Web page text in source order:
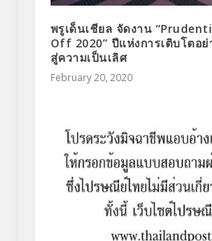
พรูเด็นเชียล จัดงาน
Off 2020” ปีแห่งการเติบโตอ
สู่ความเป็นเลิศ
February 20, 2020